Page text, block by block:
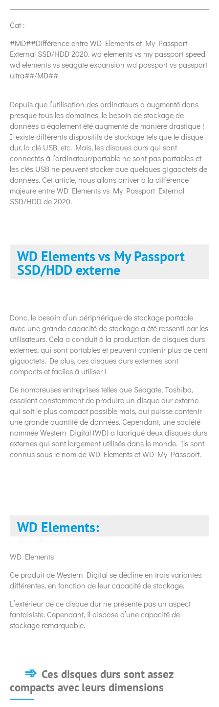
Cat :
#MD##Différence entre WD Elements et My Passport
External SSD/HDD 2020. wd elements vs my passport speed
wd elements vs seagate expansion wd passport vs passport
ultra##/MD##
Depuis que l’utilisation des ordinateurs a augmenté dans
presque tous les domaines, le besoin de stockage de
données a également été augmenté de manière drastique !
Il existe différents dispositifs de stockage tels que le disque
dur, la clé USB, etc. Mais, les disques durs qui sont
connectés à l’ordinateur/portable ne sont pas portables et
les clés USB ne peuvent stocker que quelques gigaoctets de
données. Cet article, nous allons arriver à la différence
majeure entre WD Elements vs My Passport External
SSD/HDD de 2020.
WD Elements vs My Passport
SSD/HDD externe
Donc, le besoin d’un périphérique de stockage portable
avec une grande capacité de stockage a été ressenti par les
utilisateurs. Cela a conduit à la production de disques durs
externes, qui sont portables et peuvent contenir plus de cent
gigaoctets. De plus, ces disques durs externes sont
compacts et faciles à utiliser !
De nombreuses entreprises telles que Seagate, Toshiba,
essaient constamment de produire un disque dur externe
qui soit le plus compact possible mais, qui puisse contenir
une grande quantité de données. Cependant, une société
nommée Western Digital (WD) a fabriqué deux disques durs
externes qui sont largement utilisés dans le monde. Ils sont
connus sous le nom de WD Elements et WD My Passport.
WD Elements:
WD Elements
Ce produit de Western Digital se décline en trois variantes
différentes, en fonction de leur capacité de stockage.
L’extérieur de ce disque dur ne présente pas un aspect
fantaisiste. Cependant, il dispose d’une capacité de
stockage remarquable.
Ces disques durs sont assez
compacts avec leurs dimensions